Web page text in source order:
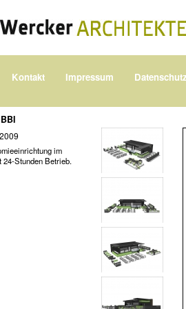
Kontakt Impressum Datenschutz
im
Stunden Betrieb.